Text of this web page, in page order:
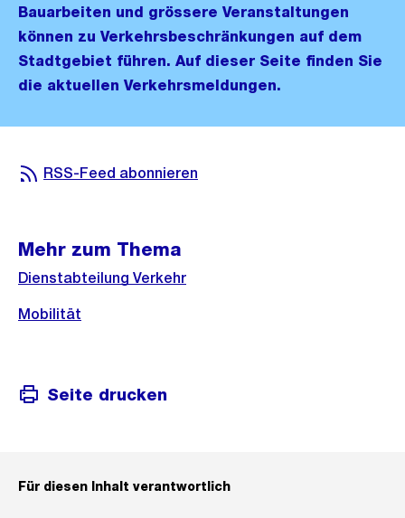
Bauarbeiten und grössere Veranstaltungen
können zu Verkehrsbeschränkungen auf dem
Stadtgebiet führen. Auf dieser Seite finden Sie
die aktuellen Verkehrsmeldungen.
RSS-Feed abonnieren
Mehr zum Thema
Dienstabteilung Verkehr
Mobilität
Seite drucken
Für diesen Inhalt verantwortlich